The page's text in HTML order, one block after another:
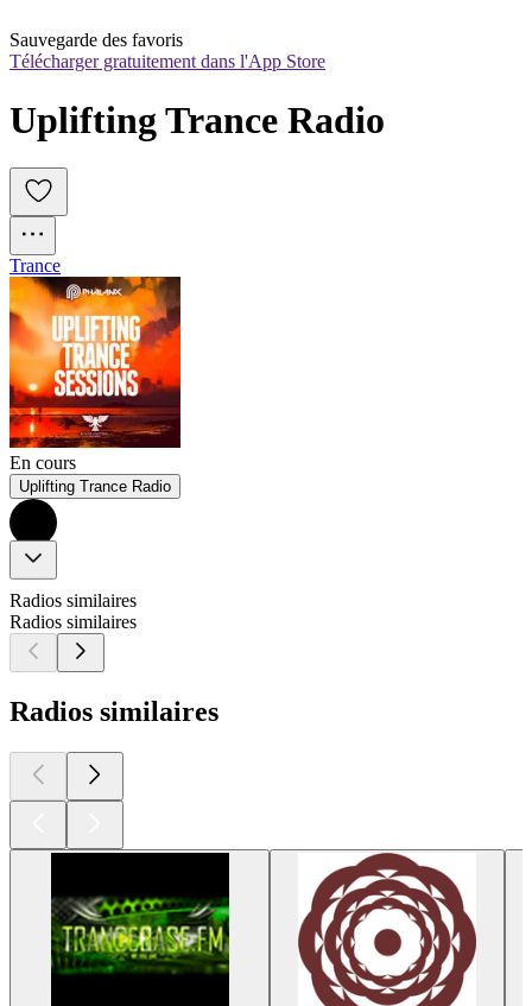
Sauvegarde des favoris
Télécharger gratuitement dans l'App Store
Uplifting Trance Radio
Trance
En cours
Uplifting Trance Radio
Radios similaires
Radios similaires
Radios similaires